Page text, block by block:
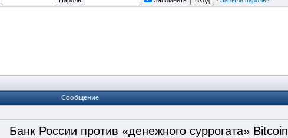
Сообщение
Банк России против «денежного суррогата» Bitcoin